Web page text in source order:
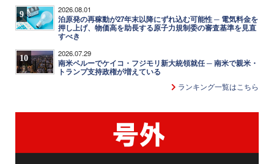
9 2026.08.01
泊原発の再稼動が27年末以降にずれ込む可能性 ─ 電気料金を
押し上げ、物価高を助長する原子力規制委の審査基準を見直
すべき
10 2026.07.29
南米ペルーでケイコ・フジモリ新大統領就任 ─ 南米で親米・
トランプ支持政権が増えている
ランキング一覧はこちら